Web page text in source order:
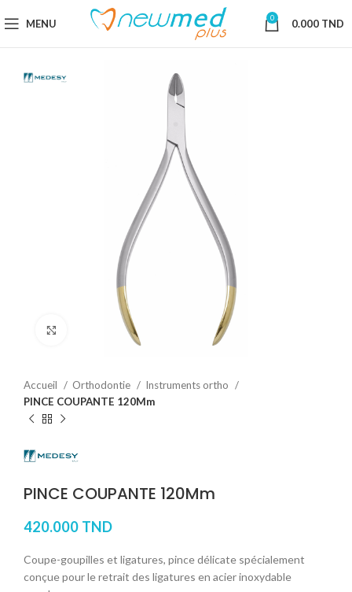
MENU 0 0.000 TND
Cliquez pour agrandir
Accueil Orthodontie
Instruments ortho
PINCE COUPANTE 120Mm
PINCE COUPANTE 120Mm
420.000 TND
Coupe-goupilles et ligatures, pince délicate spécialement
conçue pour le retrait des ligatures en acier inoxydable